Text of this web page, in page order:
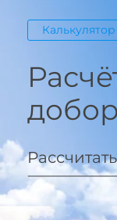
Калькулятор
Рассчитать